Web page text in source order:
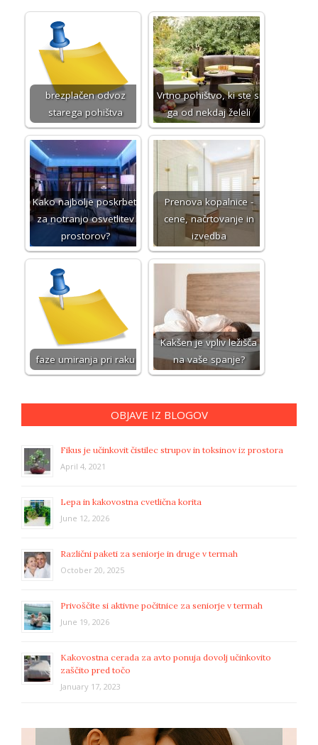
brezplačen odvoz
starega pohištva
Vrtno pohištvo, ki ste si
ga od nekdaj želeli
Kako najbolje poskrbeti
za notranjo osvetlitev
prostorov?
Prenova kopalnice -
cene, načrtovanje in
izvedba
faze umiranja pri raku
Kakšen je vpliv ležišča
na vaše spanje?
OBJAVE IZ BLOGOV
Fikus je učinkovit čistilec strupov in toksinov iz prostora
April 4, 2021
Lepa in kakovostna cvetlična korita
June 12, 2026
Različni paketi za seniorje in druge v termah
October 20, 2025
Privoščite si aktivne počitnice za seniorje v termah
June 19, 2026
Kakovostna cerada za avto ponuja dovolj učinkovito
zaščito pred točo
January 17, 2023